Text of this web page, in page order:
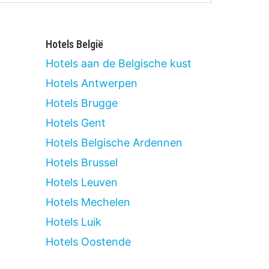
Hotels België
Hotels aan de Belgische kust
Hotels Antwerpen
Hotels Brugge
Hotels Gent
Hotels Belgische Ardennen
Hotels Brussel
Hotels Leuven
Hotels Mechelen
Hotels Luik
Hotels Oostende